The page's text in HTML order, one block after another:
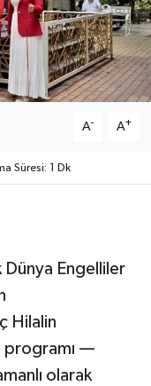
A- A+
Süresi: 1 Dk
Dünya Engelliler
Hilalin
programı —
olarak